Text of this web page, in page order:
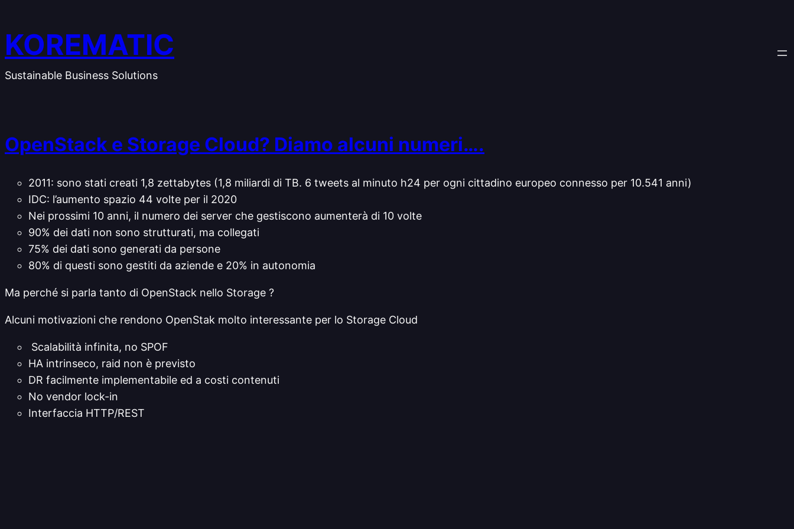
contenuto
KOREMATIC
Sustainable Business Solutions
OpenStack e Storage Cloud? Diamo alcuni numeri….
2011: sono stati creati 1,8 zettabytes (1,8 miliardi di TB. 6 tweets al minuto h24 per ogni cittadino europeo connesso per 10.541 anni)
IDC: l’aumento spazio 44 volte per il 2020
Nei prossimi 10 anni, il numero dei server che gestiscono aumenterà di 10 volte
90% dei dati non sono strutturati, ma collegati
75% dei dati sono generati da persone
80% di questi sono gestiti da aziende e 20% in autonomia
Ma perché si parla tanto di OpenStack nello Storage ?
Alcuni motivazioni che rendono OpenStak molto interessante per lo Storage Cloud
Scalabilità infinita, no SPOF
HA intrinseco, raid non è previsto
DR facilmente implementabile ed a costi contenuti
No vendor lock-in
Interfaccia HTTP/REST